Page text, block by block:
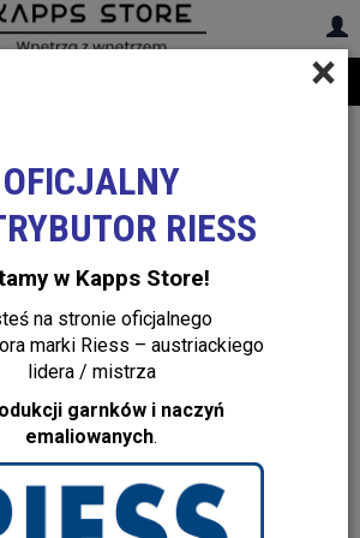
+48 22 299 19 84
×
OFICJALNY
RIESS
w Kapps Store!
na stronie oficjalnego
marki Riess – austriackiego
lidera / mistrza
garnków i naczyń
emaliowanych.